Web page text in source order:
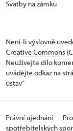
Svatby na zámku
Není-li výslovně
Creative Commons
Neužívejte dílo
uvádějte odkaz na
ústav“
Právní ujednání
spotřebitelských